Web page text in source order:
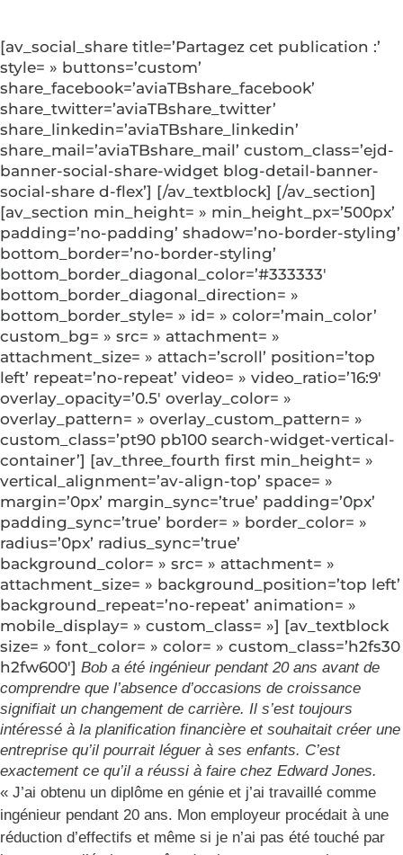
[av_social_share title=’Partagez cet publication :’
style= » buttons=’custom’
share_facebook=’aviaTBshare_facebook’
share_twitter=’aviaTBshare_twitter’
share_linkedin=’aviaTBshare_linkedin’
share_mail=’aviaTBshare_mail’ custom_class=’ejd-
banner-social-share-widget blog-detail-banner-
social-share d-flex’] [/av_textblock] [/av_section]
[av_section min_height= » min_height_px=’500px’
padding=’no-padding’ shadow=’no-border-styling’
bottom_border=’no-border-styling’
bottom_border_diagonal_color=’#333333′
bottom_border_diagonal_direction= »
bottom_border_style= » id= » color=’main_color’
custom_bg= » src= » attachment= »
attachment_size= » attach=’scroll’ position=’top
left’ repeat=’no-repeat’ video= » video_ratio=’16:9′
overlay_opacity=’0.5′ overlay_color= »
overlay_pattern= » overlay_custom_pattern= »
custom_class=’pt90 pb100 search-widget-vertical-
container’] [av_three_fourth first min_height= »
vertical_alignment=’av-align-top’ space= »
margin=’0px’ margin_sync=’true’ padding=’0px’
padding_sync=’true’ border= » border_color= »
radius=’0px’ radius_sync=’true’
background_color= » src= » attachment= »
attachment_size= » background_position=’top left’
background_repeat=’no-repeat’ animation= »
mobile_display= » custom_class= »] [av_textblock
size= » font_color= » color= » custom_class=’h2fs30
h2fw600′] Bob a été ingénieur pendant 20 ans avant de
comprendre que l’absence d’occasions de croissance
signifiait un changement de carrière. Il s’est toujours
intéressé à la planification financière et souhaitait créer une
entreprise qu’il pourrait léguer à ses enfants. C’est
exactement ce qu’il a réussi à faire chez Edward Jones.
« J’ai obtenu un diplôme en génie et j’ai travaillé comme
ingénieur pendant 20 ans. Mon employeur procédait à une
réduction d’effectifs et même si je n’ai pas été touché par